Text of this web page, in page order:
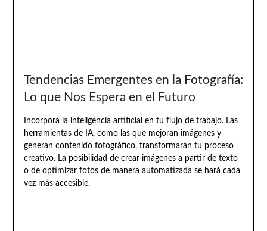
Tendencias Emergentes en la Fotografía:
Lo que Nos Espera en el Futuro
Incorpora la inteligencia artificial en tu flujo de trabajo. Las
herramientas de IA, como las que mejoran imágenes y
generan contenido fotográfico, transformarán tu proceso
creativo. La posibilidad de crear imágenes a partir de texto
o de optimizar fotos de manera automatizada se hará cada
vez más accesible.